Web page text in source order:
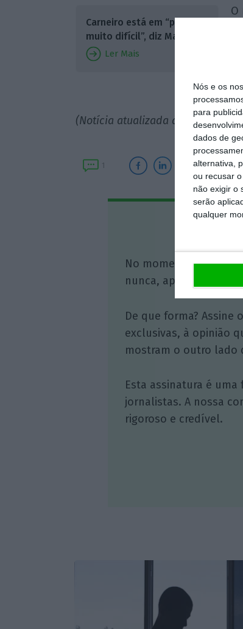
Nós e os
para
dados de
alternativa,
ou recusar
não exigir o
serão
qualquer
Carneiro está em “posição
muito difícil”, diz Marcelo
Ler Mais
O
(Notícia atualizada às 17h20 com
No momento em que
nunca, apoie o
De que forma? Assine
exclusivas, à opinião
mostram o outro lado
Esta assinatura é uma
jornalistas. A nossa
rigoroso e credível.